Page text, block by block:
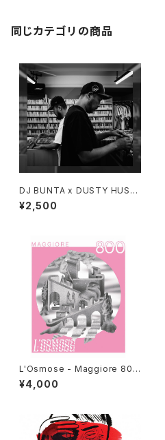
同じカテゴリの商品
DJ BUNTA x DUSTY HUSK
Y - 47 CAMPiN DIGGiN "C
D"
¥2,500
L'Osmose - Maggiore 800
"LP"
¥4,000